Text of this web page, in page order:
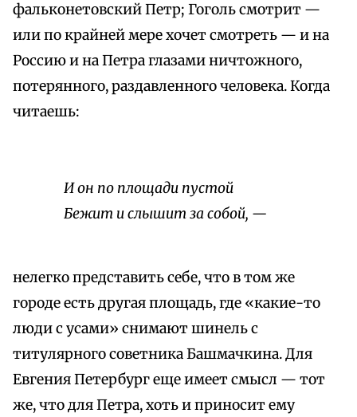
фальконетовский Петр; Гоголь смотрит —
или по крайней мере хочет смотреть — и на
Россию и на Петра глазами ничтожного,
потерянного, раздавленного человека. Когда
читаешь:
И он по площади пустой
Бежит и слышит за собой, —
нелегко представить себе, что в том же
городе есть другая площадь, где «какие-то
люди с усами» снимают шинель с
титулярного советника Башмачкина. Для
Евгения Петербург еще имеет смысл — тот
же, что для Петра, хоть и приносит ему